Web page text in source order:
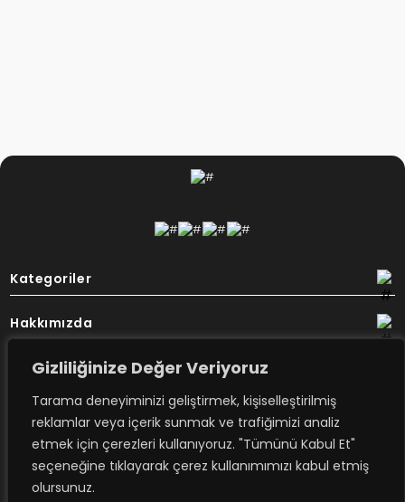
Gizliliğinize Değer Veriyoruz
Tarama deneyiminizi geliştirmek, kişiselleştirilmiş
reklamlar veya içerik sunmak ve trafiğimizi analiz
etmek için çerezleri kullanıyoruz. "Tümünü Kabul Et"
seçeneğine tıklayarak çerez kullanımımızı kabul etmiş
olursunuz.
Kategoriler
Hakkımızda
Destek
Bülten